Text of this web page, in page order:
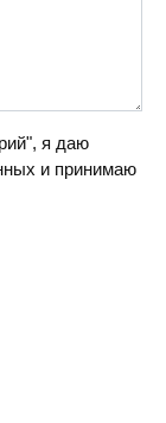
я даю
и принимаю